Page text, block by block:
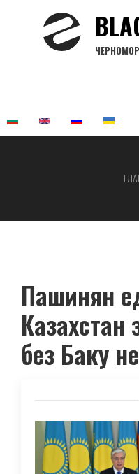
навигации
Пашинян
Казахстан
без Баку